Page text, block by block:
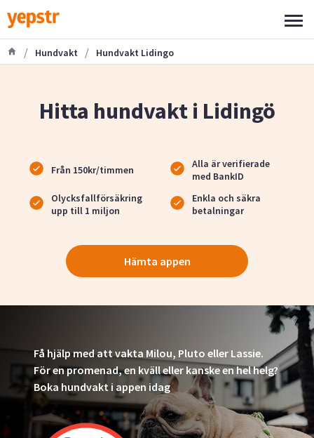
/ Hundvakt / Hundvakt Lidingo
Hitta hundvakt i Lidingö
Från 150kr/timmen
Alla är verifierade
med BankID
Olycksfallförsäkring
upp till 1 miljon
Enkla och säkra
betalningar
Hämta appen
Få hjälp med att vakta Milou, Pluto eller Lassie.
För en promenad, en kväll eller kanske en hel helg?
Boka hundvakt i appen idag